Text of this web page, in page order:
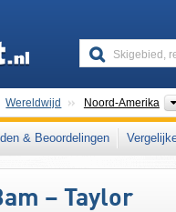
Wereldwijd Noord-Amerika
Dit skigebied ligt ook in: Hart
& Beoordelingen
– Taylor